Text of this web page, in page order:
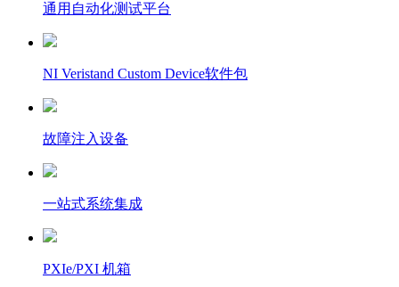
通用自动化测试平台
NI Veristand Custom Device软件包
故障注入设备
一站式系统集成
PXIe/PXI 机箱